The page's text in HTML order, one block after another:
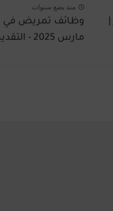
منذ بضع سنوات
مارس 2025 - التقديم...